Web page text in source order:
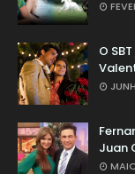
O
Juan